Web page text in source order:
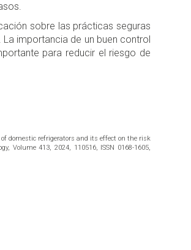
sobre las prácticas seguras
importancia de un buen control
para reducir el riesgo de
domestic refrigerators and its effect on the risk
Volume 413, 2024, 110516, ISSN 0168-1605,